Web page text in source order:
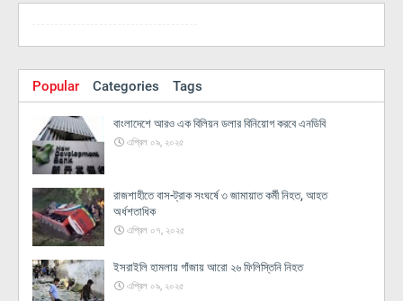
Popular Categories Tags
বাংলাদেশে আরও এক বিলিয়ন ডলার বিনিয়োগ করবে এনডিবি
এপ্রিল ০৯, ২০২৫
রাজশাহীতে বাস-ট্রাক সংঘর্ষে ৩ জামায়াত কর্মী নিহত, আহত
অর্ধশতাধিক
এপ্রিল ০৭, ২০২৫
ইসরাইলি হামলায় গাঁজায় আরো ২৬ ফিলিস্তিনি নিহত
এপ্রিল ০৯, ২০২৫